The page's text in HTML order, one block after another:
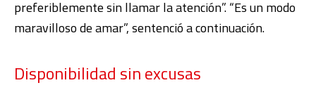
preferiblemente sin llamar la atención”. “Es un modo
maravilloso de amar”, sentenció a continuación.
Disponibilidad sin excusas